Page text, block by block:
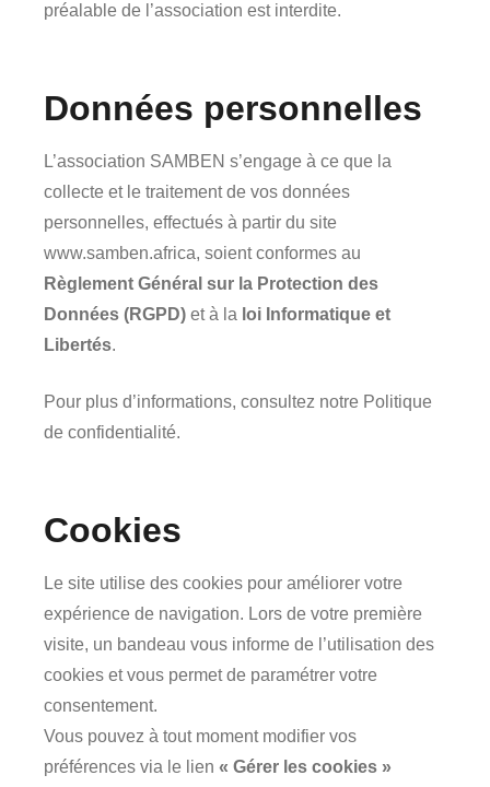
préalable de l’association est interdite.
Données personnelles
L’association SAMBEN s’engage à ce que la
collecte et le traitement de vos données
personnelles, effectués à partir du site
www.samben.africa, soient conformes au
Règlement Général sur la Protection des
Données (RGPD)et à la loi Informatique et
Libertés.
Pour plus d’informations, consultez notre Politique
de confidentialité.
Cookies
Le site utilise des cookies pour améliorer votre
expérience de navigation. Lors de votre première
visite, un bandeau vous informe de l’utilisation des
cookies et vous permet de paramétrer votre
consentement.
Vous pouvez à tout moment modifier vos
préférences via le lien « Gérer les cookies »